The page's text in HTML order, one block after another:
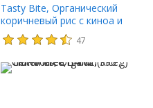
Tasty Bite, Органический
коричневый рис с киноа и
чечевицей, 250 г (8,8 унции)
47